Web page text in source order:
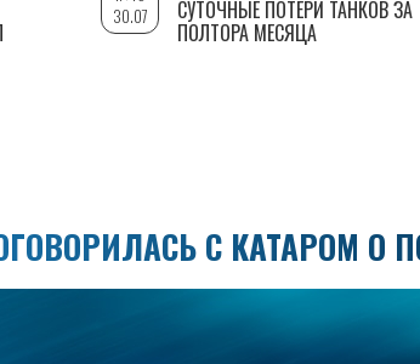
С КАТАРОМ О
30.07
СУТОЧНЫЕ ПОТЕРИ ТАНКОВ ЗА
ПОЛТОРА МЕСЯЦА